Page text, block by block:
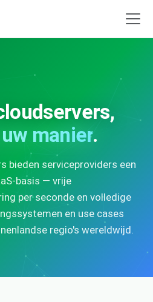
manier.
bieden serviceproviders een
basis — vrije
per seconde en volledige
en use cases
regio's wereldwijd.